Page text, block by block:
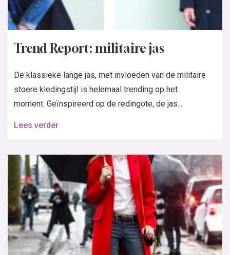
Trend Report: militaire jas
De klassieke lange jas, met invloeden van de militaire
stoere kledingstijl is helemaal trending op het
moment. Geïnspireerd op de redingote, de jas...
Lees verder